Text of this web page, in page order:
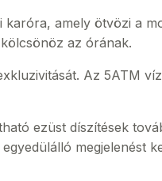
amely ötvözi a
az órának.
Az 5ATM
ezüst díszítések
megjelenést